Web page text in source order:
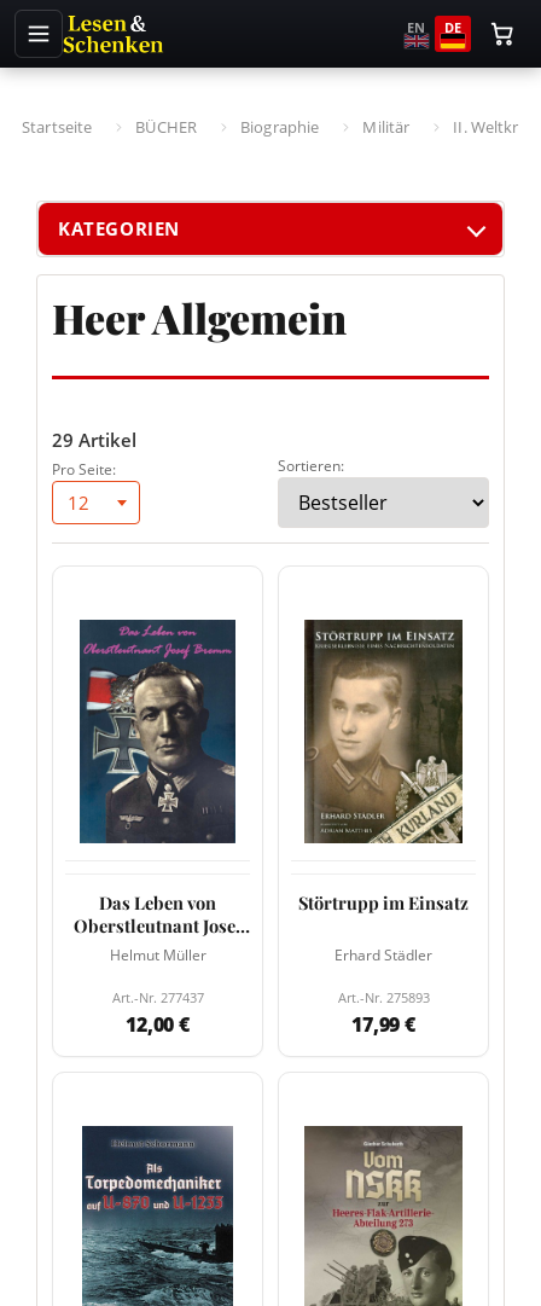
EN DE
Startseite BÜCHER Biographie Militär II. Weltkrieg
KATEGORIEN
Heer Allgemein
29 Artikel
Pro Seite:
12
Sortieren:
Das Leben von
Oberstleutnant Josef
Bremm
Helmut Müller
Art.-Nr. 277437
12,00 €
Störtrupp im Einsatz
Erhard Städler
Art.-Nr. 275893
17,99 €